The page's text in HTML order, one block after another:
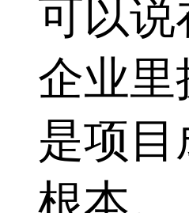
可以说
企业里
是项目
根本。